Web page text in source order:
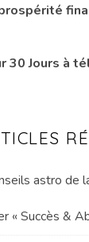
30 Jours à
astro de
« Succès &